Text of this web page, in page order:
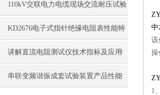
110kV交联电力电缆现场交流耐压试验
说明
KD2676电子式指针绝缘电阻表性能特
点
讲解直流电阻测试仪技术指标及应用
特点
串联变频谐振成套试验装置产品性能
中
该
操
1